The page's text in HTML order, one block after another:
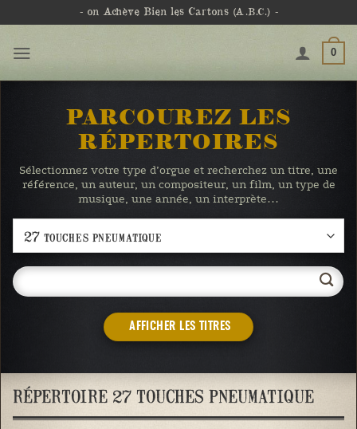
- on Achève Bien les Cartons (A.B.C.) -
0
PARCOUREZ LES
RÉPERTOIRES
Sélectionnez votre type d’orgue et recherchez un titre, une
référence, un auteur, un compositeur, un film, un type de
musique, une année, un interprète…
AFFICHER LES TITRES
RÉPERTOIRE 27 TOUCHES PNEUMATIQUE